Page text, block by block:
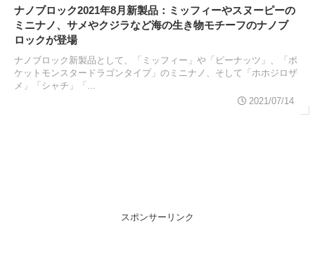
ナノブロック2021年8月新製品：ミッフィーやスヌーピーの
ミニナノ、サメやクジラなど海の生き物モチーフのナノブ
ロックが登場
ナノブロック新製品として、「ミッフィー」や「ピーナッツ」、「ポ
ケットモンスタードラゴンタイプ」のミニナノ、そして「ホホジロザ
メ」「シャチ」「...
2021/07/14
スポンサーリンク